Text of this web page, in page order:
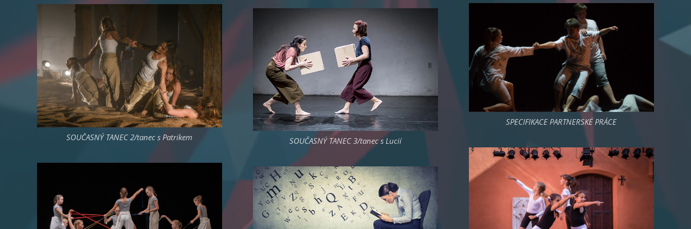
SOUČASNÝ TANEC 2/tanec s Patrikem SOUČASNÝ TANEC 3/tanec s Lucií
SPECIFIKACE PARTNERSKÉ PRÁCE